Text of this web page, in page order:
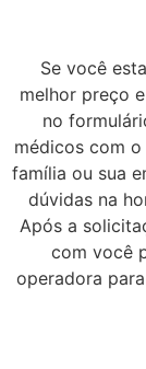
Se você
melhor preço
no
médicos com
família ou sua
dúvidas na
Após a
com você
operadora